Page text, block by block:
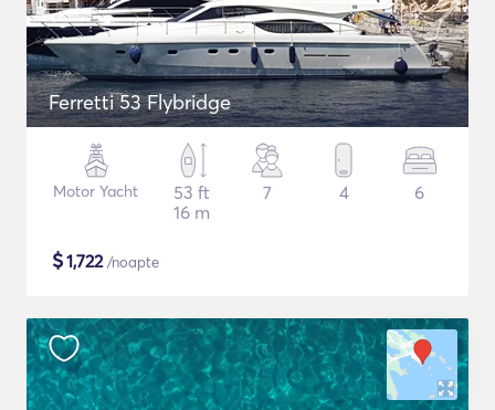
Ferretti 53 Flybridge
Motor Yacht
53 ft
16 m
7 4 6
$1,722/noapte